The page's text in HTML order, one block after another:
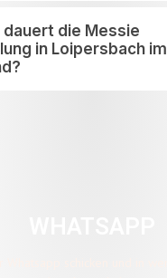
dauert die Messie
in Loipersbach im